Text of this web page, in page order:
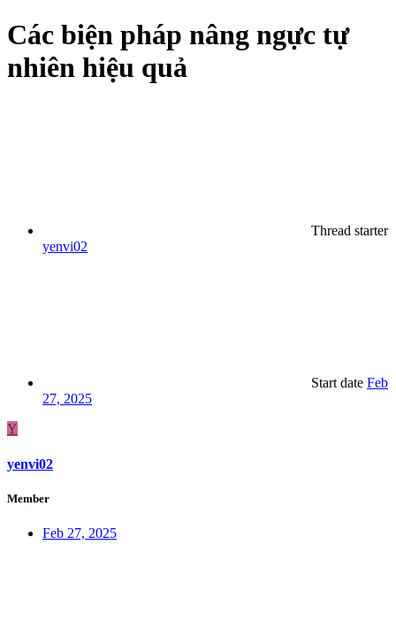
Các biện pháp nâng ngực tự
nhiên hiệu quả
Thread starter
yenvi02
Start date Feb
27, 2025
Y
yenvi02
Member
Feb 27, 2025